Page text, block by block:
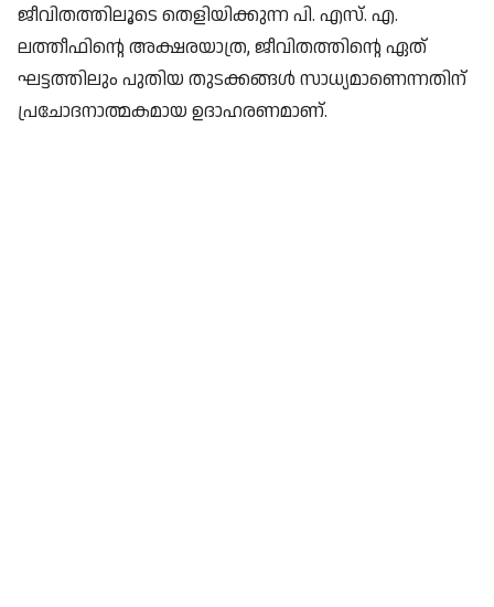
ജീവിതത്തിലൂടെ തെളിയിക്കുന്ന പി. എസ്. എ.
ലത്തീഫിന്റെ അക്ഷരയാത്ര, ജീവിതത്തിന്റെ ഏത്
ഘട്ടത്തിലും പുതിയ തുടക്കങ്ങൾ സാധ്യമാണെന്നതിന്
പ്രചോദനാത്മകമായ ഉദാഹരണമാണ്.